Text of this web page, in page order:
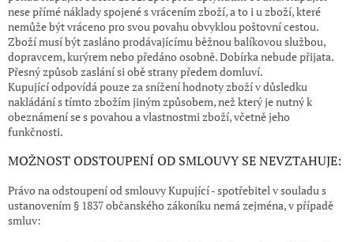
nese přímé náklady spojené s vrácením zboží, a to i u zboží, které
nemůže být vráceno pro svou povahu obvyklou poštovní cestou.
Zboží musí být zasláno prodávajícímu běžnou balíkovou službou,
dopravcem, kurýrem nebo předáno osobně. Dobírka nebude přijata.
Přesný způsob zaslání si obě strany předem domluví.
Kupující odpovídá pouze za snížení hodnoty zboží v důsledku
nakládání s tímto zbožím jiným způsobem, než který je nutný k
obeznámení se s povahou a vlastnostmi zboží, včetně jeho
funkčnosti.
MOŽNOST ODSTOUPENÍ OD SMLOUVY SE NEVZTAHUJE:
Právo na odstoupení od smlouvy Kupující - spotřebitel v souladu s
ustanovením § 1837 občanského zákoníku nemá zejména, v případě
smluv: